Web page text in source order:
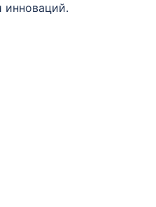
инноваций.